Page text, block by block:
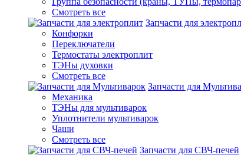
Смотреть все
Запчасти для
Конфорки
Переключатели
Термостаты электроплит
ТЭНы духовки
Смотреть все
Запчасти для
Механика
ТЭНы для мультиварок
Уплотнители мультиварок
Чаши
Смотреть все
Запчасти для СВЧ-печей